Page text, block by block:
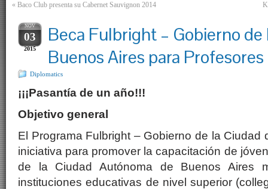
« Baco Club presenta su Cabernet Sauvignon 2014
NOV
03
2015
Beca Fulbright – Gobierno de
Buenos Aires para
Diplomatics
¡¡¡Pasantía de un año!!!
Objetivo general
El Programa Fulbright – Gobierno de la Ciudad
iniciativa para promover la capacitación de
de la Ciudad Autónoma de Buenos Aires
instituciones educativas de nivel superior